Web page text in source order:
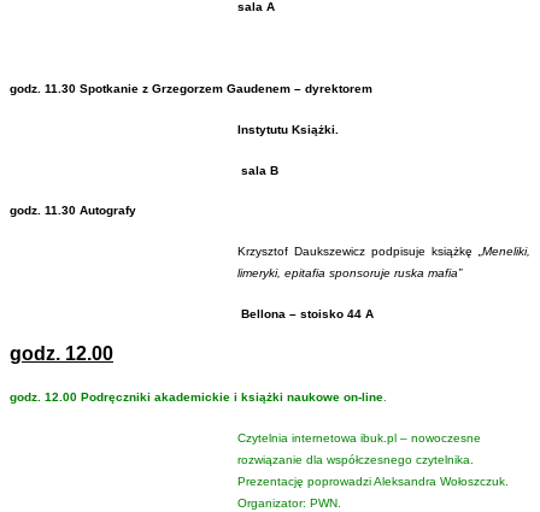
sala A
godz. 11.30 Spotkanie z Grzegorzem Gaudenem – dyrektorem
Instytutu Książki.
sala B
godz. 11.30 Autografy
Krzysztof Daukszewicz podpisuje książkę „Meneliki,
limeryki, epitafia sponsoruje ruska mafia”
Bellona – stoisko 44 A
godz. 12.00
godz. 12.00 Podręczniki akademickie i książki naukowe on-line.
Czytelnia internetowa ibuk.pl – nowoczesne
rozwiązanie dla współczesnego czytelnika.
Prezentację poprowadzi Aleksandra Wołoszczuk.
Organizator: PWN.